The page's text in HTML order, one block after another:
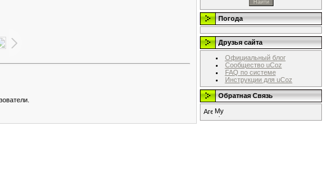
Погода
Друзья сайта
Официальный блог
Сообщество uCoz
FAQ по системе
Инструкции для uCoz
Обратная Связь